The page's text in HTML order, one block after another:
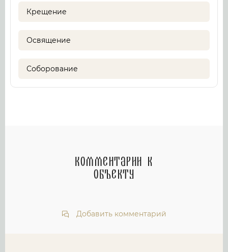
Крещение
Освящение
Соборование
Комментарии к
объекту
Добавить комментарий